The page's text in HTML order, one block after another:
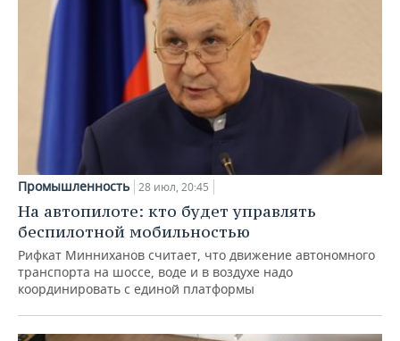
Промышленность 28 июл, 20:45
На автопилоте: кто будет управлять
беспилотной мобильностью
Рифкат Минниханов считает, что движение автономного
транспорта на шоссе, воде и в воздухе надо
координировать с единой платформы